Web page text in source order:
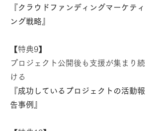
『クラウドファンディングマーケティ
ング戦略』
【特典9】
プロジェクト公開後も支援が集まり続
ける
『成功しているプロジェクトの活動報
告事例』